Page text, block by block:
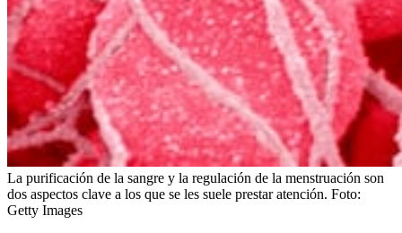
La purificación de la sangre y la regulación de la menstruación son
dos aspectos clave a los que se les suele prestar atención. Foto:
Getty Images